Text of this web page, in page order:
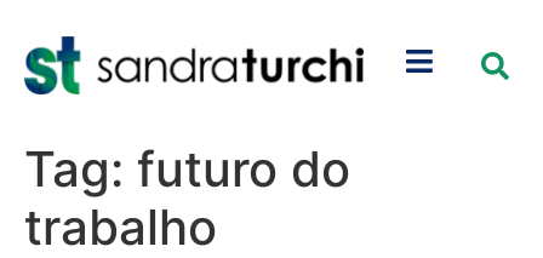
Tag: futuro do
trabalho